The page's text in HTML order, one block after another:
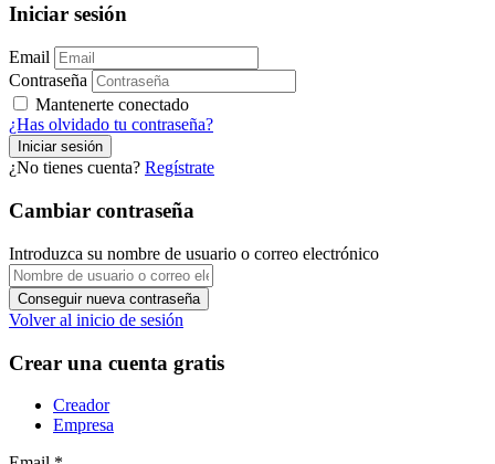
Iniciar sesión
Email
Contraseña
Mantenerte conectado
¿Has olvidado tu contraseña?
¿No tienes cuenta? Regístrate
Cambiar contraseña
Introduzca su nombre de usuario o correo electrónico
Volver al inicio de sesión
Crear una cuenta gratis
Creador
Empresa